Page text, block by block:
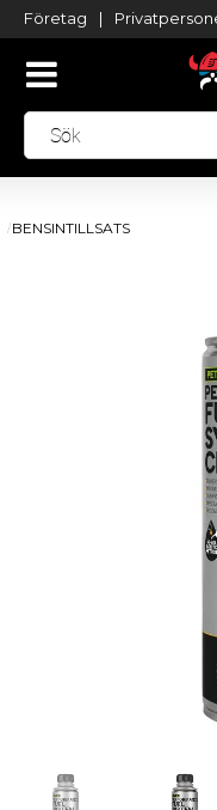
Företag |
BENSINTILLSATS